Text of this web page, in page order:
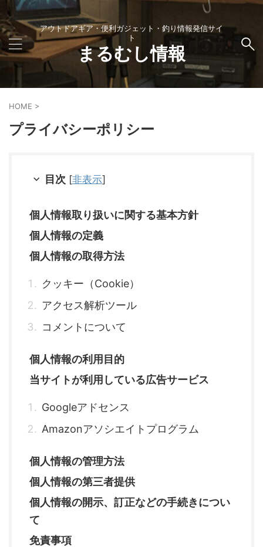
アウトドアギア・便利ガジェット・釣り情報発信サイ
ト
まるむし情報
HOME >
プライバシーポリシー
目次 [非表示]
個人情報取り扱いに関する基本方針
個人情報の定義
個人情報の取得方法
クッキー（Cookie）
アクセス解析ツール
コメントについて
個人情報の利用目的
当サイトが利用している広告サービス
Googleアドセンス
Amazonアソシエイトプログラム
個人情報の管理方法
個人情報の第三者提供
個人情報の開示、訂正などの手続きについ
て
免責事項